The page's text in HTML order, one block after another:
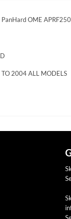
OME APRF250
2004 ALL MODELS